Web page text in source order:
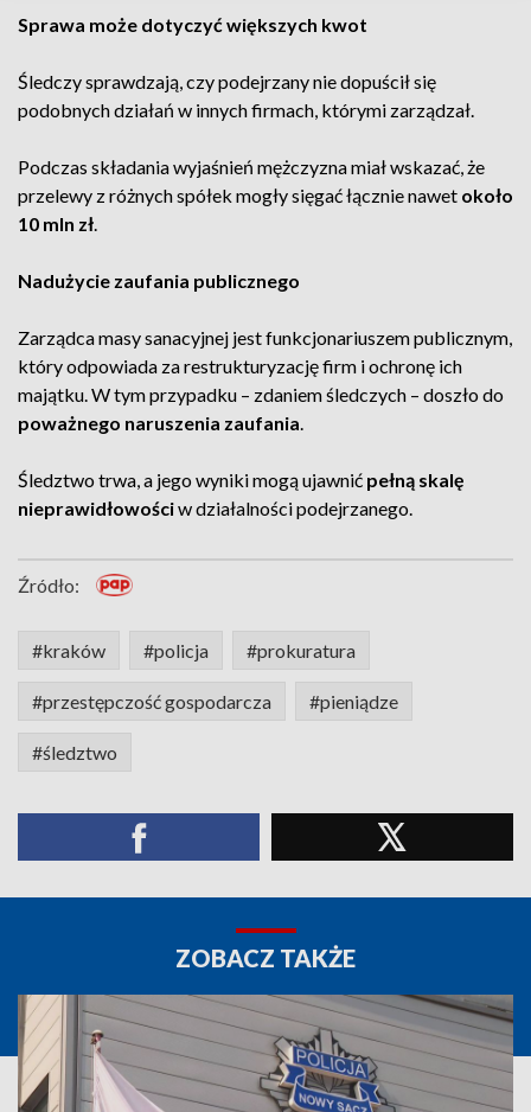
Sprawa może dotyczyć większych kwot
Śledczy sprawdzają, czy podejrzany nie dopuścił się
podobnych działań w innych firmach, którymi zarządzał.
Podczas składania wyjaśnień mężczyzna miał wskazać, że
przelewy z różnych spółek mogły sięgać łącznie nawet około
10 mln zł.
Nadużycie zaufania publicznego
Zarządca masy sanacyjnej jest funkcjonariuszem publicznym,
który odpowiada za restrukturyzację firm i ochronę ich
majątku. W tym przypadku – zdaniem śledczych – doszło do
poważnego naruszenia zaufania.
Śledztwo trwa, a jego wyniki mogą ujawnić pełną skalę
nieprawidłowościw działalności podejrzanego.
Źródło:
#kraków #policja #prokuratura
#przestępczość gospodarcza #pieniądze
#śledztwo
ZOBACZ TAKŻE